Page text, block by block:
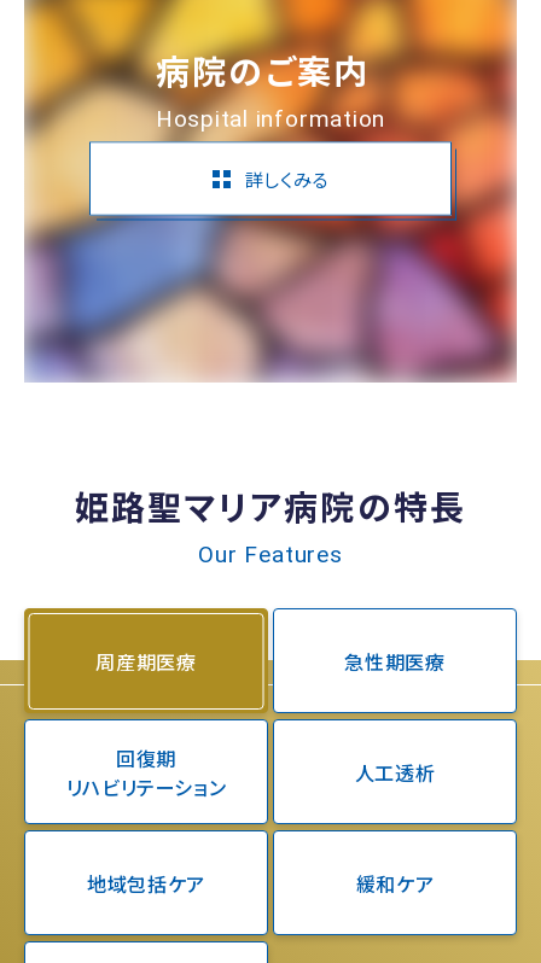
病院のご案内
Hospital information
詳しくみる
姫路聖マリア病院の特長
Our Features
周産期医療 急性期医療
回復期
リハビリテーション
人工透析
地域包括ケア 緩和ケア